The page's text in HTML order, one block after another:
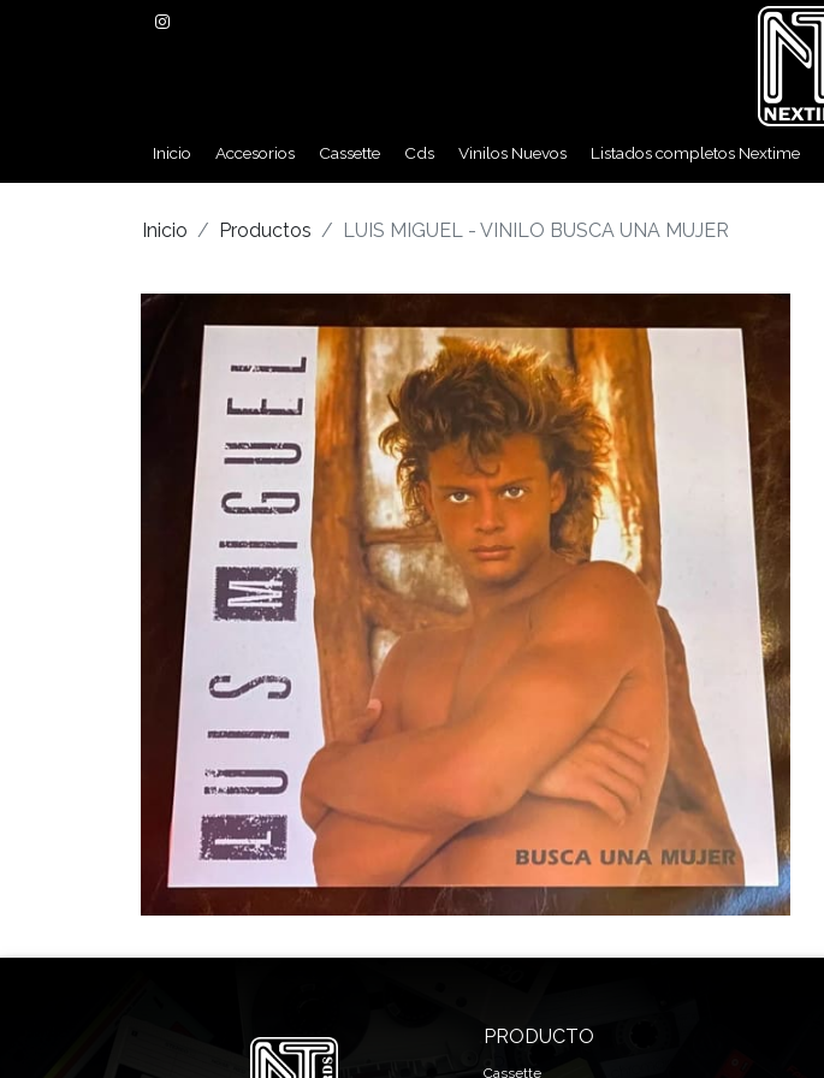
Inicio Accesorios Cassette Cds Vinilos Nuevos Listados completos Nextime
Inicio Productos LUIS MIGUEL - VINILO BUSCA UNA MUJER
PRODUCTO
Cassette